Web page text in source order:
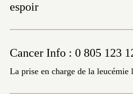
espoir
Cancer Info : 0 805 123
La prise en charge de la